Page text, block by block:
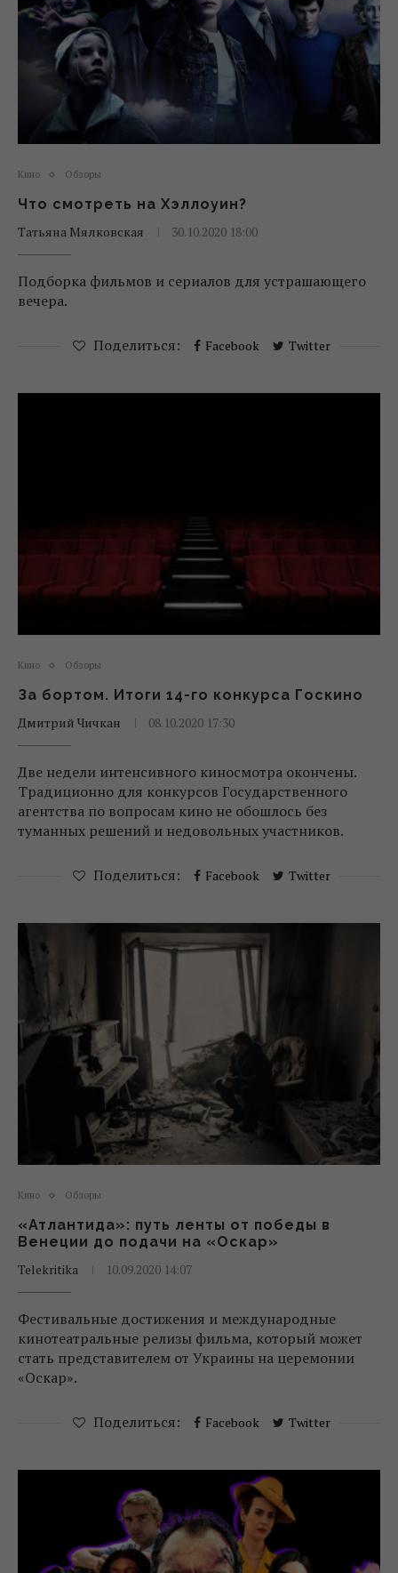
Кино Обзоры
Что смотреть на Хэллоуин?
Татьяна Мялковская
30.10.2020 18:00
Подборка фильмов и сериалов для устрашающего
вечера.
Поделиться: Facebook Twitter
Кино Обзоры
За бортом. Итоги 14-го конкурса Госкино
Дмитрий Чичкан
08.10.2020 17:30
Две недели интенсивного киносмотра окончены.
Традиционно для конкурсов Государственного
агентства по вопросам кино не обошлось без
туманных решений и недовольных участников.
Поделиться: Facebook Twitter
Кино Обзоры
«Атлантида»: путь ленты от победы в
Венеции до подачи на «Оскар»
Telekritika
10.09.2020 14:07
Фестивальные достижения и международные
кинотеатральные релизы фильма, который может
стать представителем от Украины на церемонии
«Оскар».
Поделиться: Facebook Twitter